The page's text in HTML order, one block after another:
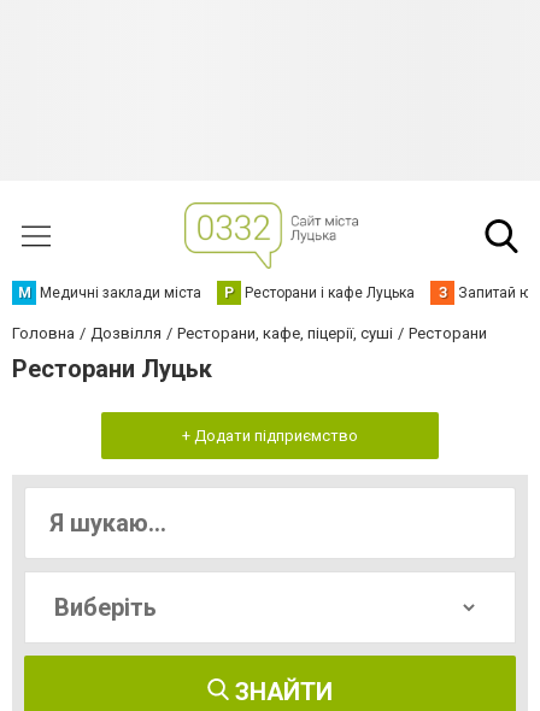
М Медичні заклади міста Р Ресторани і кафе Луцька З Запитай
Головна Дозвілля Ресторани, кафе, піцерії, суші Ресторани
Ресторани Луцьк
+ Додати підприємство
ЗНАЙТИ